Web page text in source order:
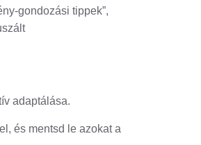
gondozási tippek”,
adaptálása.
és mentsd le azokat a